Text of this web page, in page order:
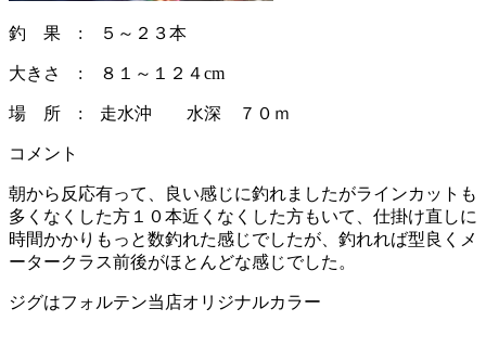
釣 果 : ５～２３本
大きさ : ８１～１２４cm
場 所 : 走水沖 水深 ７０ｍ
コメント
朝から反応有って、良い感じに釣れましたがラインカットも
多くなくした方１０本近くなくした方もいて、仕掛け直しに
時間かかりもっと数釣れた感じでしたが、釣れれば型良くメ
ータークラス前後がほとんどな感じでした。
ジグはフォルテン当店オリジナルカラー